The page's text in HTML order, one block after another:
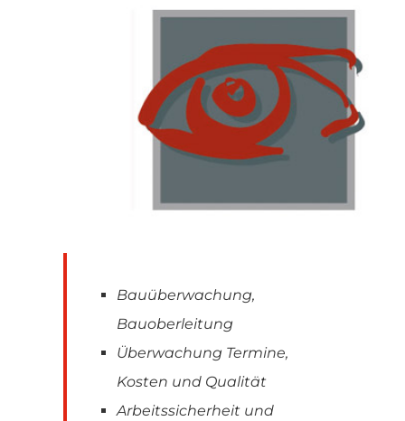
Bauüberwachung,
Bauoberleitung
Überwachung Termine,
Kosten und Qualität
Arbeitssicherheit und